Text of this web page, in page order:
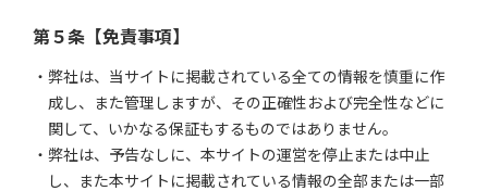
第５条【免責事項】
弊社は、当サイトに掲載されている全ての情報を慎重に作
成し、また管理しますが、その正確性および完全性などに
関して、いかなる保証もするものではありません。
弊社は、予告なしに、本サイトの運営を停止または中止
し、また本サイトに掲載されている情報の全部または一部